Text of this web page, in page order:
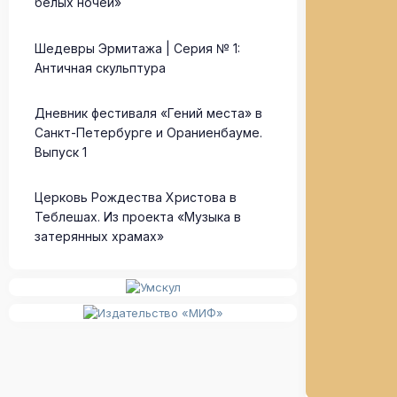
Шедевры Эрмитажа | Серия № 1:
Античная скульптура
Дневник фестиваля «Гений места» в
Санкт-Петербурге и Ораниенбауме.
Выпуск 1
Церковь Рождества Христова в
Теблешах. Из проекта «Музыка в
затерянных храмах»